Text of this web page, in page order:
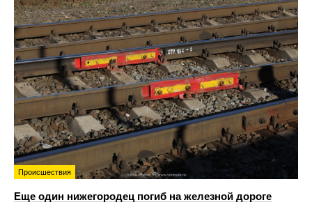
Происшествия
Еще один нижегородец погиб на железной дороге